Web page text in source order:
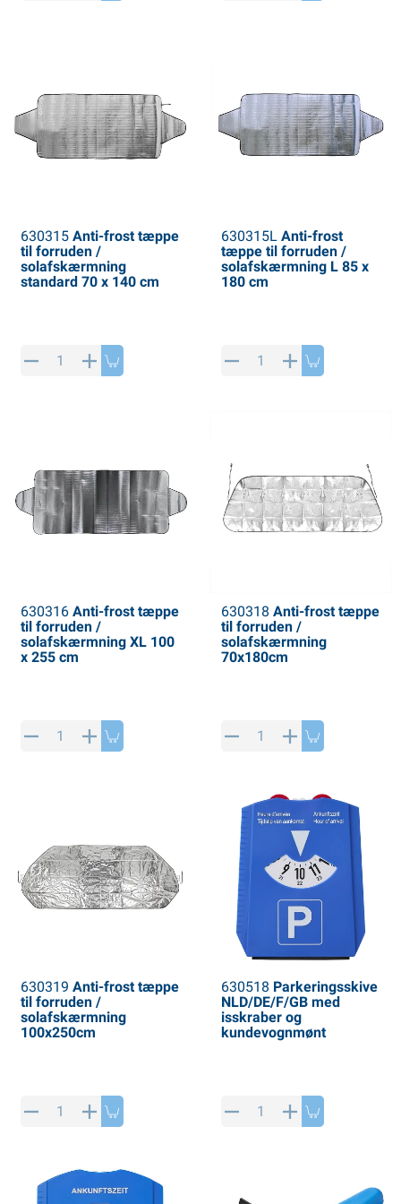
630315Anti-frost tæppe
til forruden /
solafskærmning
standard 70 x 140 cm
630315LAnti-frost
tæppe til forruden /
solafskærmning L 85 x
180 cm
630316Anti-frost tæppe
til forruden /
solafskærmning XL 100
x 255 cm
630318 Anti-frost tæppe
til forruden /
solafskærmning
70x180cm
630319 Anti-frost tæppe
til forruden /
solafskærmning
100x250cm
630518 Parkeringsskive
NLD/DE/F/GB med
isskraber og
kundevognmønt